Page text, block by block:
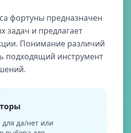
фортуны предназначен
задач и предлагает
Понимание различий
подходящий инструмент
для да/нет или